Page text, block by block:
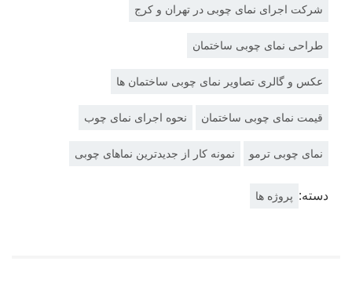
شرکت اجرای نمای چوبی در تهران و کرج
طراحی نمای چوبی ساختمان
عکس و گالری تصاویر نمای چوبی ساختمان ها
قیمت نمای چوبی ساختمان نحوه اجرای نمای چوب
نمای چوبی ترمو نمونه کار از جدیدترین نماهای چوبی
دسته: پروژه ها